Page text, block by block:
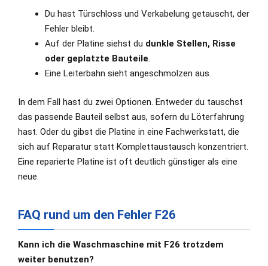
Du hast Türschloss und Verkabelung getauscht, der
Fehler bleibt.
Auf der Platine siehst du dunkle Stellen, Risse
oder geplatzte Bauteile.
Eine Leiterbahn sieht angeschmolzen aus.
In dem Fall hast du zwei Optionen. Entweder du tauschst
das passende Bauteil selbst aus, sofern du Löterfahrung
hast. Oder du gibst die Platine in eine Fachwerkstatt, die
sich auf Reparatur statt Komplettaustausch konzentriert.
Eine reparierte Platine ist oft deutlich günstiger als eine
neue.
FAQ rund um den Fehler F26
Kann ich die Waschmaschine mit F26 trotzdem
weiter benutzen?